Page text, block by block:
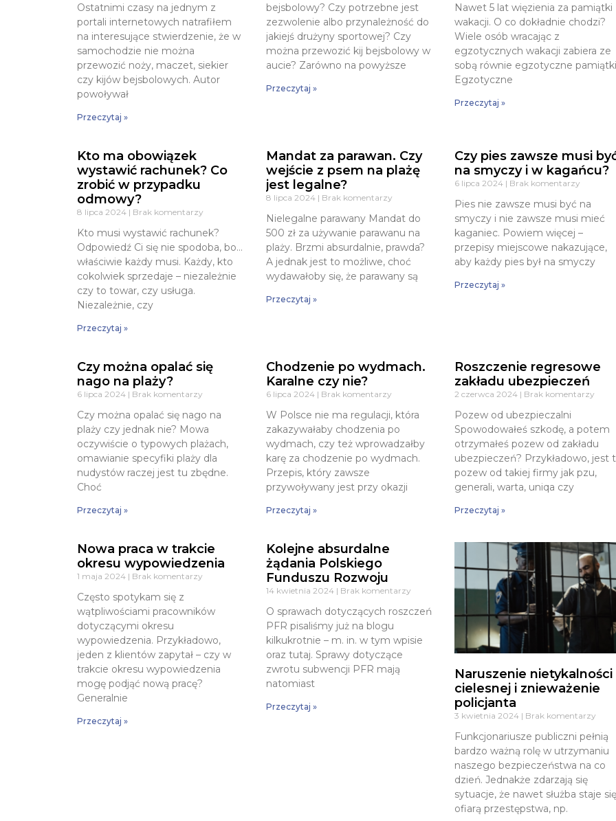
Ostatnimi czasy na jednym z
portali internetowych natrafiłem
na interesujące stwierdzenie, że w
samochodzie nie można
przewozić noży, maczet, siekier
czy kijów bejsbolowych. Autor
powoływał
Przeczytaj »
bejsbolowy? Czy potrzebne jest
zezwolenie albo przynależność do
jakiejś drużyny sportowej? Czy
można przewozić kij bejsbolowy w
aucie? Zarówno na powyższe
Przeczytaj »
Nawet 5 lat więzienia za pamiątki
wakacji. O co dokładnie chodzi?
Wiele osób wracając z
egzotycznych wakacji zabiera ze
sobą równie egzotyczne
Egzotyczne
Przeczytaj »
Kto ma obowiązek
wystawić rachunek? Co
zrobić w przypadku
odmowy?
8 lipca 2024 Brak komentarzy
Kto musi wystawić rachunek?
Odpowiedź Ci się nie spodoba, bo…
właściwie każdy musi. Każdy, kto
cokolwiek sprzedaje – niezależnie
czy to towar, czy usługa.
Niezależnie, czy
Przeczytaj »
Mandat za parawan. Czy
wejście z psem na plażę
jest legalne?
8 lipca 2024 Brak komentarzy
Nielegalne parawany Mandat do
500 zł za używanie parawanu na
plaży. Brzmi absurdalnie, prawda?
A jednak jest to możliwe, choć
wydawałoby się, że parawany są
Przeczytaj »
Czy pies zawsze musi
na smyczy i w kagańcu?
6 lipca 2024 Brak komentarzy
Pies nie zawsze musi być na
smyczy i nie zawsze musi mieć
kaganiec. Powiem więcej –
przepisy miejscowe nakazujące,
aby każdy pies był na smyczy
Przeczytaj »
Czy można opalać się
nago na plaży?
6 lipca 2024 Brak komentarzy
Czy można opalać się nago na
plaży czy jednak nie? Mowa
oczywiście o typowych plażach,
omawianie specyfiki plaży dla
nudystów raczej jest tu zbędne.
Choć
Przeczytaj »
Chodzenie po wydmach.
Karalne czy nie?
6 lipca 2024 Brak komentarzy
W Polsce nie ma regulacji, która
zakazywałaby chodzenia po
wydmach, czy też wprowadzałby
karę za chodzenie po wydmach.
Przepis, który zawsze
przywoływany jest przy okazji
Przeczytaj »
Roszczenie regresowe
zakładu ubezpieczeń
2 czerwca 2024 Brak komentarzy
Pozew od ubezpieczalni
Spowodowałeś szkodę, a potem
otrzymałeś pozew od zakładu
ubezpieczeń? Przykładowo, jest
pozew od takiej firmy jak pzu,
generali, warta, uniqa czy
Przeczytaj »
Nowa praca w trakcie
okresu wypowiedzenia
1 maja 2024 Brak komentarzy
Często spotykam się z
wątpliwościami pracowników
dotyczącymi okresu
wypowiedzenia. Przykładowo,
jeden z klientów zapytał – czy w
trakcie okresu wypowiedzenia
mogę podjąć nową pracę?
Generalnie
Przeczytaj »
Kolejne absurdalne
żądania Polskiego
Funduszu Rozwoju
14 kwietnia 2024 Brak komentarzy
O sprawach dotyczących roszczeń
PFR pisaliśmy już na blogu
kilkukrotnie – m. in. w tym wpisie
oraz tutaj. Sprawy dotyczące
zwrotu subwencji PFR mają
natomiast
Przeczytaj »
Naruszenie nietykalności
cielesnej i znieważenie
policjanta
3 kwietnia 2024 Brak komentarzy
Funkcjonariusze publiczni pełnią
bardzo ważną rolę w utrzymaniu
naszego bezpieczeństwa na co
dzień. Jednakże zdarzają się
sytuacje, że nawet służba staje
ofiarą przestępstwa, np.